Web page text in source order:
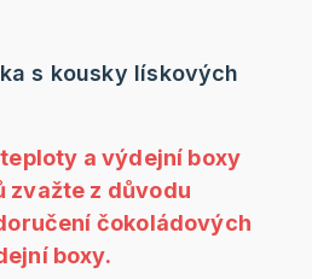
s kousky lískových
a výdejní boxy
zvažte z důvodu
čokoládových
boxy.